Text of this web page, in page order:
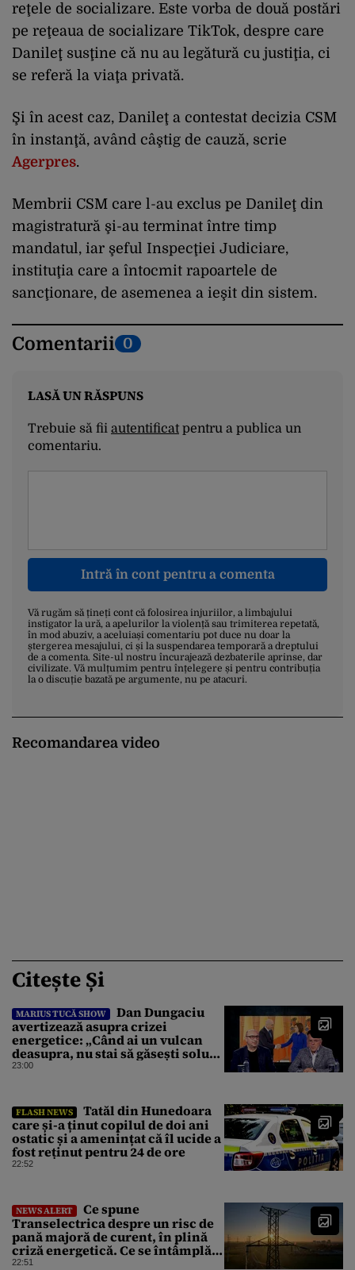
reţele de socializare. Este vorba de două postări
pe reţeaua de socializare TikTok, despre care
Danileţ susţine că nu au legătură cu justiţia, ci
se referă la viaţa privată.
Şi în acest caz, Danileţ a contestat decizia CSM
în instanţă, având câştig de cauză, scrie
Agerpres.
Membrii CSM care l-au exclus pe Danileţ din
magistratură şi-au terminat între timp
mandatul, iar şeful Inspecţiei Judiciare,
instituţia care a întocmit rapoartele de
sancţionare, de asemenea a ieşit din sistem.
Comentarii 0
LASĂ UN RĂSPUNS
Trebuie să fii autentificatpentru a publica un
comentariu.
Intră în cont pentru a comenta
Vă rugăm să țineți cont că folosirea injuriilor, a limbajului
instigator la ură, a apelurilor la violență sau trimiterea repetată,
în mod abuziv, a aceluiași comentariu pot duce nu doar la
ștergerea mesajului, ci și la suspendarea temporară a dreptului
de a comenta. Site-ul nostru încurajează dezbaterile aprinse, dar
civilizate. Vă mulțumim pentru înțelegere și pentru contribuția
la o discuție bazată pe argumente, nu pe atacuri.
Recomandarea video
Citește Și
MARIUS TUCĂ SHOW
Dan Dungaciu
avertizează asupra crizei
energetice: „Când ai un vulcan
deasupra, nu stai să găsești soluții
cu leucoplast”
23:00
FLASH NEWS
Tatăl din Hunedoara
care și-a ținut copilul de doi ani
ostatic și a amenințat că îl ucide a
fost reținut pentru 24 de ore
22:52
NEWS ALERT
Ce spune
Transelectrica despre un risc de
pană majoră de curent, în plină
criză energetică. Ce se întâmplă
cu Sistemul Electroenergetic
22:51